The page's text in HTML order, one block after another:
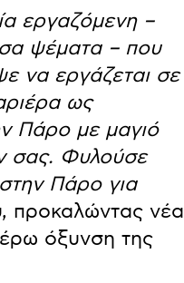
εργαζόμενη –
ψέματα – που
να εργάζεται σε
ως
Πάρο με μαγιό
σας. Φυλούσε
Πάρο για
προκαλώντας νέα
όξυνση της